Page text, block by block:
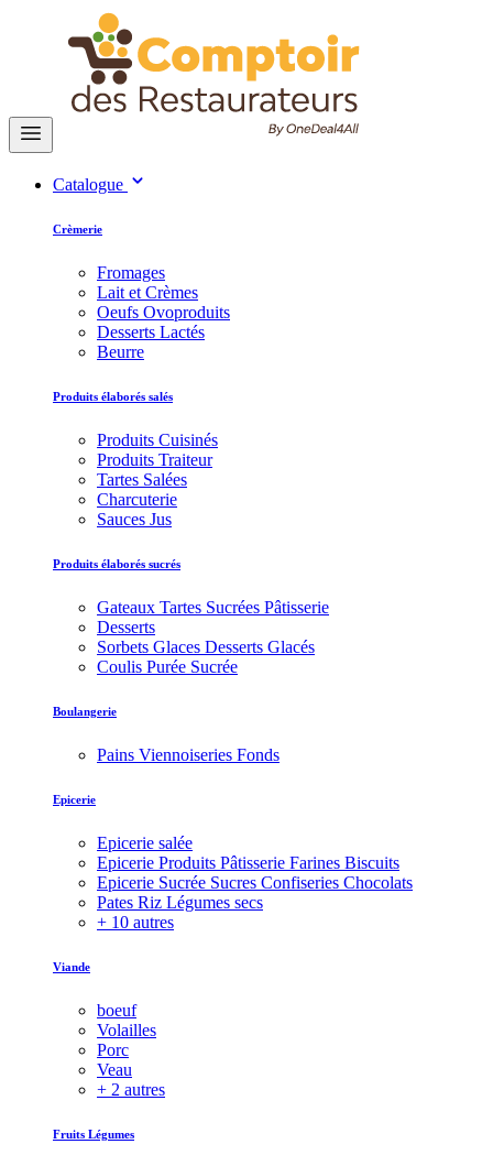
Catalogue
Crèmerie
Fromages
Lait et Crèmes
Oeufs Ovoproduits
Desserts Lactés
Beurre
Produits élaborés salés
Produits Cuisinés
Produits Traiteur
Tartes Salées
Charcuterie
Sauces Jus
Produits élaborés sucrés
Gateaux Tartes Sucrées Pâtisserie
Desserts
Sorbets Glaces Desserts Glacés
Coulis Purée Sucrée
Boulangerie
Pains Viennoiseries Fonds
Epicerie
Epicerie salée
Epicerie Produits Pâtisserie Farines Biscuits
Epicerie Sucrée Sucres Confiseries Chocolats
Pates Riz Légumes secs
+ 10 autres
Viande
boeuf
Volailles
Porc
Veau
+ 2 autres
Fruits Légumes